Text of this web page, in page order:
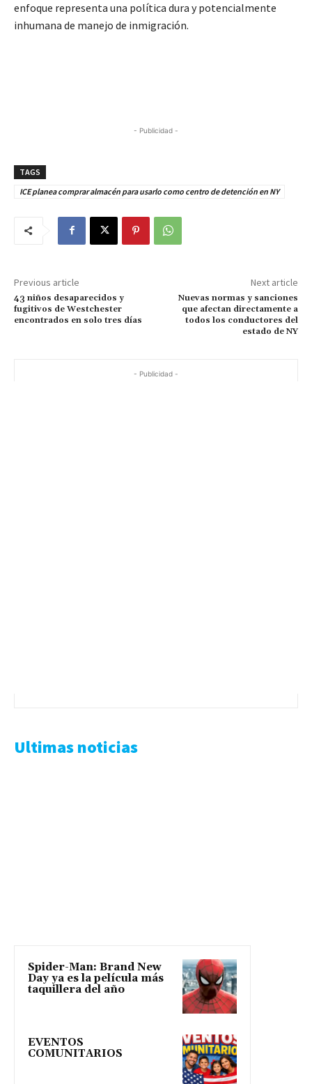
enfoque representa una política dura y potencialmente
inhumana de manejo de inmigración.
- Publicidad -
TAGS
ICE planea comprar almacén para usarlo como centro de detención en NY
Previous article
43 niños desaparecidos y
fugitivos de Westchester
encontrados en solo tres días
Next article
Nuevas normas y sanciones
que afectan directamente a
todos los conductores del
estado de NY
- Publicidad -
Ultimas noticias
Spider-Man: Brand New
Day ya es la película más
taquillera del año
EVENTOS
COMUNITARIOS